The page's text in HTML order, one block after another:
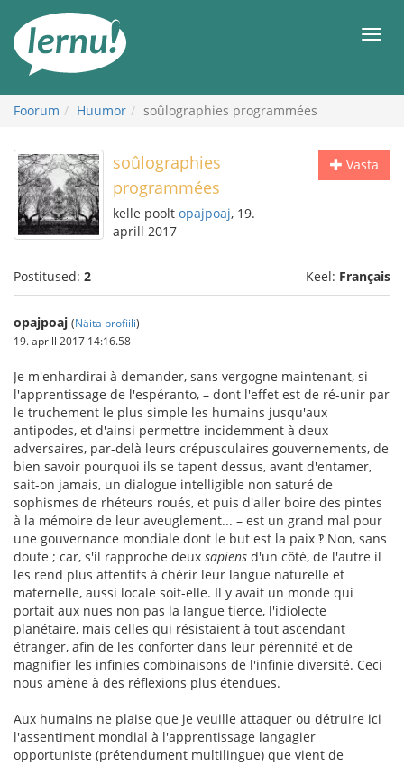
juurde
Foorum Huumor soûlographies programmées
Vasta
soûlographies
programmées
kelle poolt opajpoaj, 19.
aprill 2017
Postitused: 2 Keel: Français
opajpoaj (Näita profiili)
19. aprill 2017 14:16.58
Je m'enhardirai à demander, sans vergogne maintenant, si
l'apprentissage de l'espéranto, – dont l'effet est de ré-unir par
le truchement le plus simple les humains jusqu'aux
antipodes, et d'ainsi permettre incidemment à deux
adversaires, par-delà leurs crépusculaires gouvernements, de
bien savoir pourquoi ils se tapent dessus, avant d'entamer,
sait-on jamais, un dialogue intelligible non saturé de
sophismes de rhéteurs roués, et puis d'aller boire des pintes
à la mémoire de leur aveuglement... – est un grand mal pour
une gouvernance mondiale dont le but est la paix ‽ Non, sans
doute ; car, s'il rapproche deux sapiens d'un côté, de l'autre il
les rend plus attentifs à chérir leur langue naturelle et
maternelle, aussi locale soit-elle. Il y avait un monde qui
portait aux nues non pas la langue tierce, l'idiolecte
planétaire, mais celles qui résistaient à tout ascendant
étranger, afin de les conforter dans leur pérennité et de
magnifier les infinies combinaisons de l'infinie diversité. Ceci
nous amène à des réflexions plus étendues.
Aux humains ne plaise que je veuille attaquer ou détruire ici
l'assentiment mondial à l'apprentissage langagier
opportuniste (prétendument multilingue) que vient de